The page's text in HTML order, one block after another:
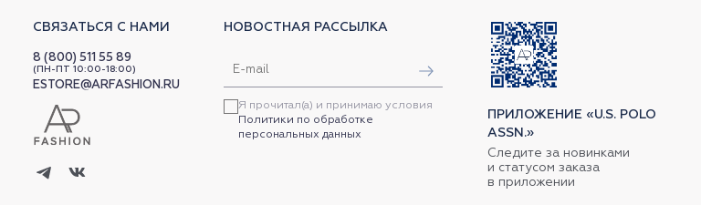
СВЯЗАТЬСЯ С НАМИ
8 (800) 511 55 89
(ПН-ПТ 10:00-18:00)
ESTORE@ARFASHION.RU
НОВОСТНАЯ РАССЫЛКА
Я прочитал(а) и принимаю условия
Политики по обработке
персональных данных
ПРИЛОЖЕНИЕ «U.S. POLO
ASSN.»
Следите за новинками
и статусом заказа
в приложении